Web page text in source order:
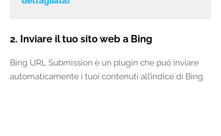
2. Inviare il tuo sito web a Bing
Bing URL Submission è un plugin che può inviare
automaticamente i tuoi contenuti all’indice di Bing.